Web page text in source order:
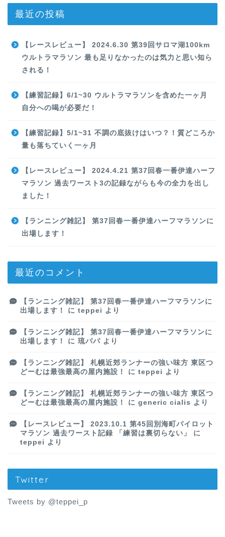
最近の投稿
【レースレビュー】 2024.6.30 第39回サロマ湖100km
ウルトラマラソン 最も足りなかったのは気力と思い知ら
される！
【練習記録】6/1~30 ウルトラマラソンを含めた一ヶ月
自分への喝が必要だ！
【練習記録】5/1~31 不調の底抜けはいつ？！質どころか
量も落ちていく一ヶ月
【レースレビュー】 2024.4.21 第37回春一番伊達ハーフ
マラソン 過去ワースト3の記録ながらも今の全力を出し
ました！
【ランニング雑記】 第37回春一番伊達ハーフマラソンに
出場します！
最近のコメント
【ランニング雑記】 第37回春一番伊達ハーフマラソンに
出場します！
に teppei より
【ランニング雑記】 第37回春一番伊達ハーフマラソンに
出場します！
に 琉パパ より
【ランニング雑記】 札幌近郊ランナーの強い味方 東区つ
どーむは最強最高の屋内施設！
に teppei より
【ランニング雑記】 札幌近郊ランナーの強い味方 東区つ
どーむは最強最高の屋内施設！
に generic cialis より
【レースレビュー】 2023.10.1 第45回別海町パイロット
マラソン 過去ワースト記録 「練習は裏切らない」
に
teppei より
Twitter
Tweets by @teppei_p